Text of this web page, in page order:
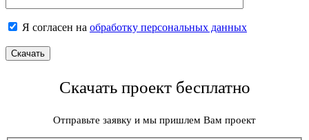
Я согласен на обработку персональных данных
Скачать проект бесплатно
Отправьте заявку и мы пришлем Вам проект